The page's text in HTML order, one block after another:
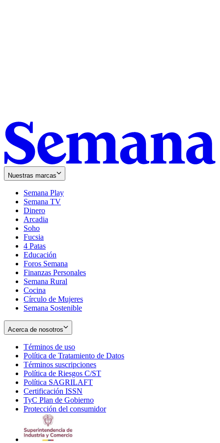
Nuestras marcas
Semana Play
Semana TV
Dinero
Arcadia
Soho
in
new
window
Fucsia
in
new
window
4 Patas
Educación
Foros Semana
Finanzas Personales
Semana Rural
Cocina
Círculo de Mujeres
Semana Sostenible
Acerca de nosotros
Términos de uso
in
new
window
Política de Tratamiento de Datos
Términos suscripciones
in
Política de Riesgos C/ST
Política SAGRILAFT
new
window
Certificación ISSN
in
new
TyC Plan de Gobierno
in
Protección del consumidorOpens